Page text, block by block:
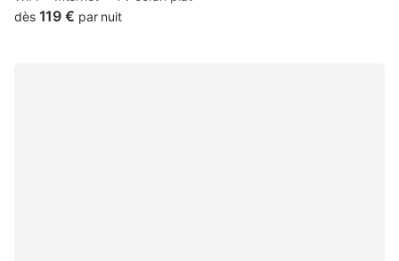
apartment is 49 km from Agen Bon-Encontre Golf Club.
dès 119 € par nuit